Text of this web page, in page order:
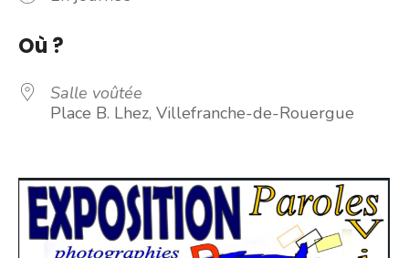
Où ?
Salle voûtée
Place B. Lhez, Villefranche-de-Rouergue